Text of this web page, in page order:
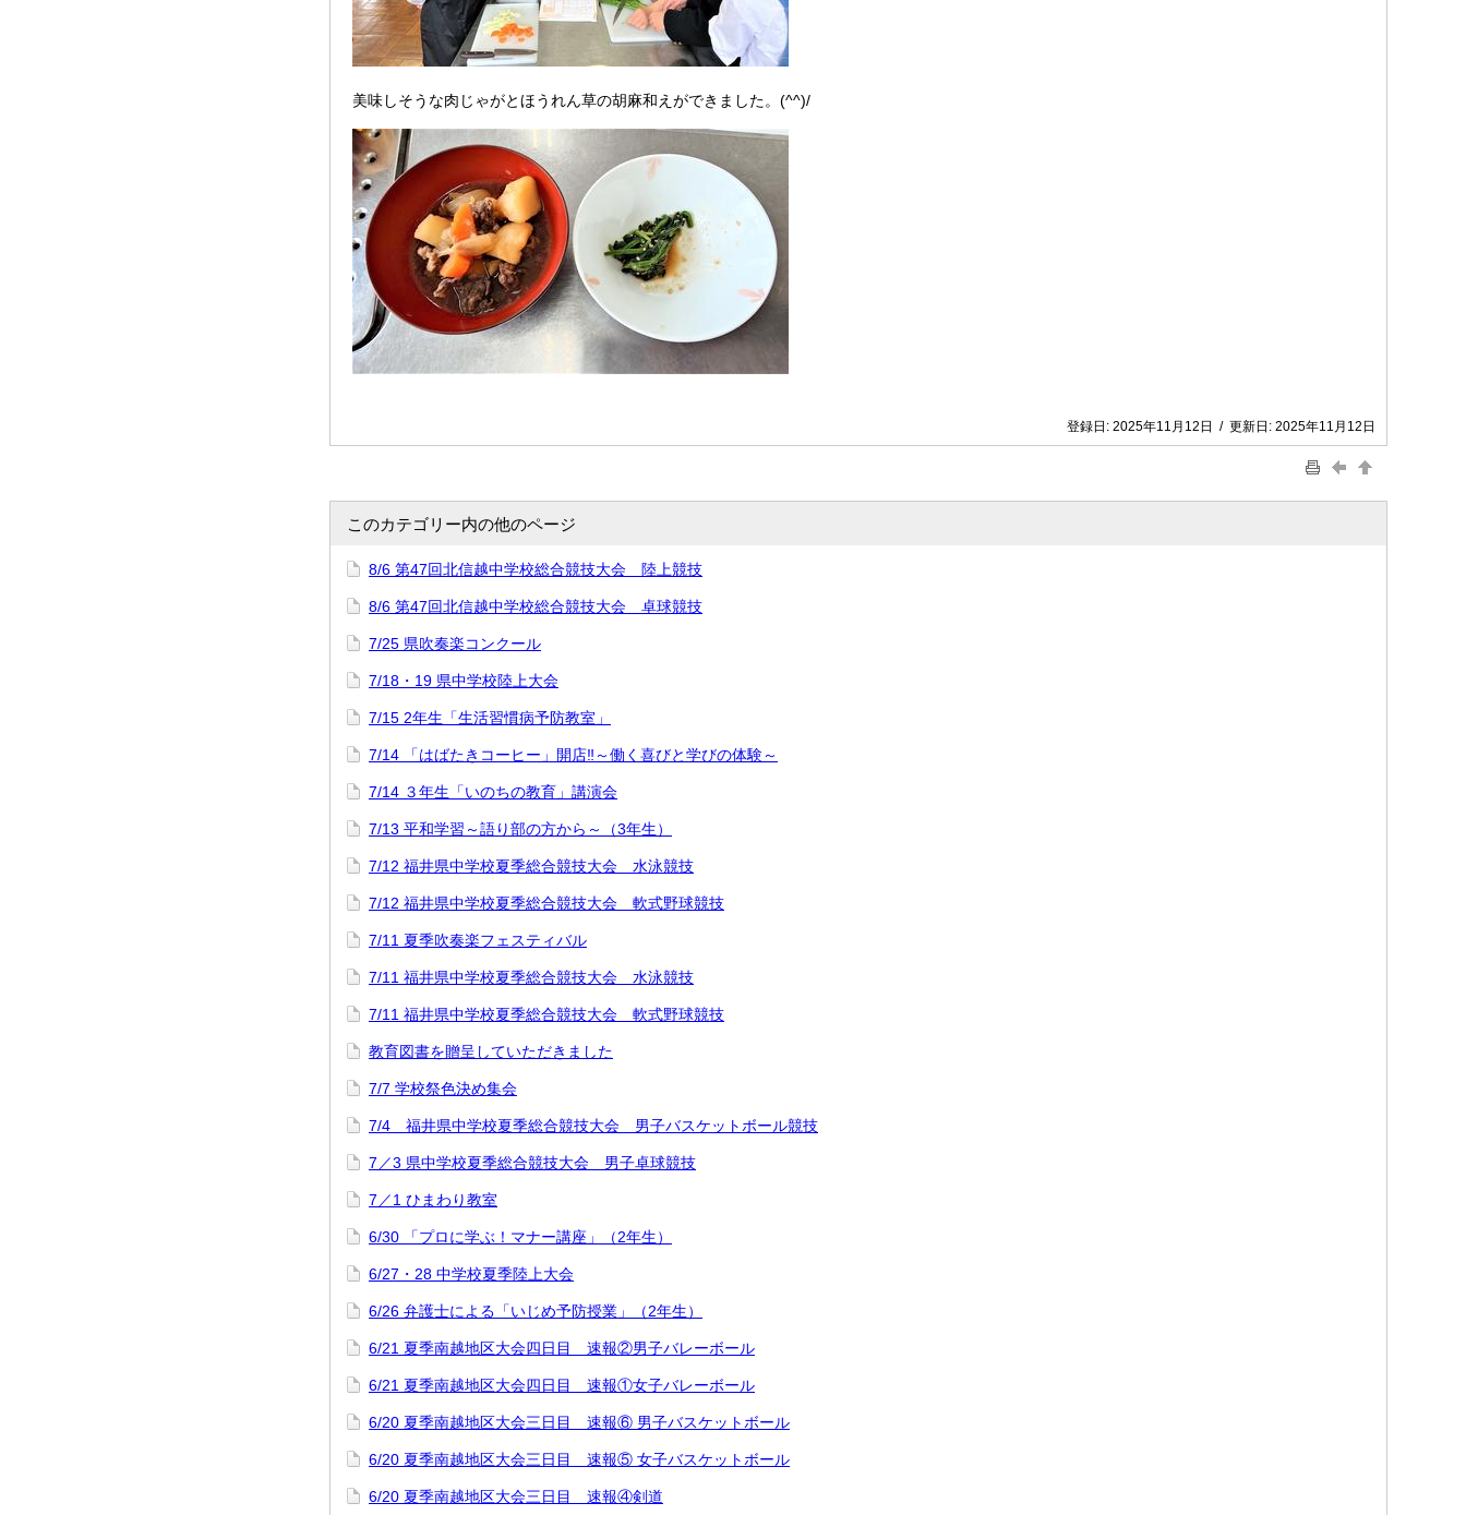
美味しそうな肉じゃがとほうれん草の胡麻和えができました。(^^)/
登録日: 2025年11月12日 / 更新日: 2025年11月12日
このカテゴリー内の他のページ
8/6 第47回北信越中学校総合競技大会 陸上競技
8/6 第47回北信越中学校総合競技大会 卓球競技
7/25 県吹奏楽コンクール
7/18・19 県中学校陸上大会
7/15 2年生「生活習慣病予防教室」
7/14 「はばたきコーヒー」開店‼︎～働く喜びと学びの体験～
7/14 ３年生「いのちの教育」講演会
7/13 平和学習～語り部の方から～（3年生）
7/12 福井県中学校夏季総合競技大会 水泳競技
7/12 福井県中学校夏季総合競技大会 軟式野球競技
7/11 夏季吹奏楽フェスティバル
7/11 福井県中学校夏季総合競技大会 水泳競技
7/11 福井県中学校夏季総合競技大会 軟式野球競技
教育図書を贈呈していただきました
7/7 学校祭色決め集会
7/4 福井県中学校夏季総合競技大会 男子バスケットボール競技
7／3 県中学校夏季総合競技大会 男子卓球競技
7／1 ひまわり教室
6/30 「プロに学ぶ！マナー講座」（2年生）
6/27・28 中学校夏季陸上大会
6/26 弁護士による「いじめ予防授業」（2年生）
6/21 夏季南越地区大会四日目 速報②男子バレーボール
6/21 夏季南越地区大会四日目 速報①女子バレーボール
6/20 夏季南越地区大会三日目 速報⑥ 男子バスケットボール
6/20 夏季南越地区大会三日目 速報⑤ 女子バスケットボール
6/20 夏季南越地区大会三日目 速報④剣道